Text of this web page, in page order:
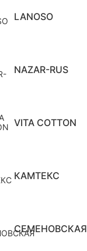
LANOSO
NAZAR-RUS
VITA COTTON
КАМТЕКС
СЕМЕНОВСКАЯ